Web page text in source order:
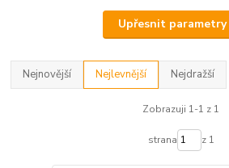
Upřesnit parametry
Nejnovější Nejlevnější Nejdražší
Zobrazuji 1-1 z 1
strana z 1